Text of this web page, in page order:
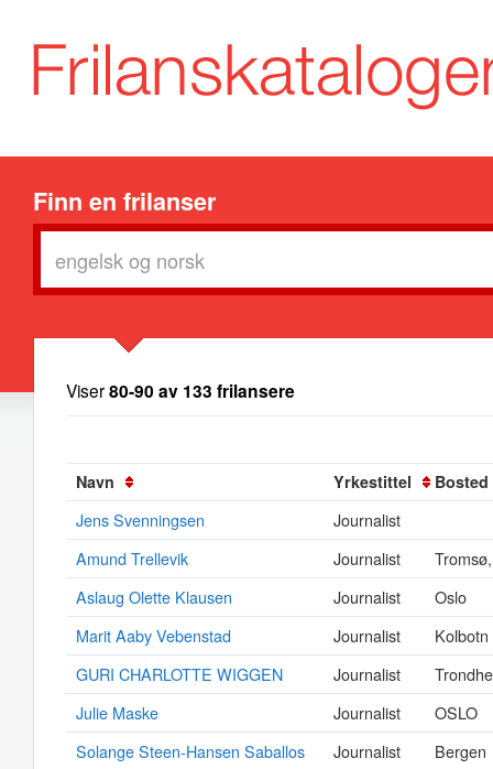
Finn en frilanser
Viser80-90 av 133 frilansere
Navn Yrkestittel Bosted
Jens Svenningsen
Journalist
Amund Trellevik
Journalist
Aslaug Olette Klausen
Journalist
Oslo
Marit Aaby Vebenstad
Journalist
Kolbotn
GURI CHARLOTTE WIGGEN
Journalist
Julie Maske
Journalist
OSLO
Solange Steen-Hansen Saballos
Journalist
Bergen